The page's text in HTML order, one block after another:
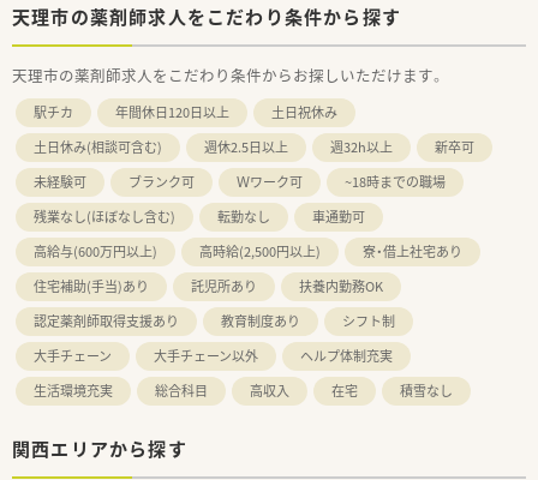
天理市の薬剤師求人をこだわり条件から探す
天理市の薬剤師求人をこだわり条件からお探しいただけます。
駅チカ 年間休日120日以上
土日祝休み
土日休み(相談可含む)
週休2.5日以上 週32h以上
新卒可
未経験可
ブランク可 Ｗワーク可
~18時までの職場
残業なし(ほぼなし含む)
転勤なし
車通勤可
高給与(600万円以上)
高時給(2,500円以上)
寮・借上社宅あり
住宅補助(手当)あり
託児所あり
扶養内勤務OK
認定薬剤師取得支援あり
教育制度あり
シフト制
大手チェーン
大手チェーン以外
ヘルプ体制充実
生活環境充実
総合科目 高収入 在宅 積雪なし
関西エリアから探す